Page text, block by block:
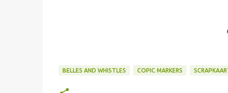
BELLES AND WHISTLES COPIC MARKERS